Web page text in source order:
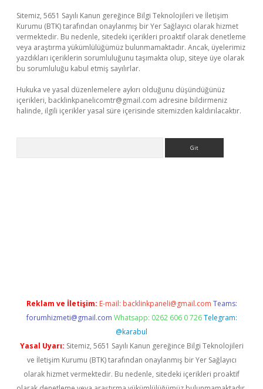
Sitemiz, 5651 Sayılı Kanun gereğince Bilgi Teknolojileri ve İletişim
Kurumu (BTK) tarafından onaylanmış bir Yer Sağlayıcı olarak hizmet
vermektedir. Bu nedenle, sitedeki içerikleri proaktif olarak denetleme
veya araştırma yükümlülüğümüz bulunmamaktadır. Ancak, üyelerimiz
yazdıkları içeriklerin sorumluluğunu taşımakta olup, siteye üye olarak
bu sorumluluğu kabul etmiş sayılırlar.
Hukuka ve yasal düzenlemelere aykırı olduğunu düşündüğünüz
içerikleri, backlinkpanelicomtr@gmail.com adresine bildirmeniz
halinde, ilgili içerikler yasal süre içerisinde sitemizden kaldırılacaktır.
Reklam ve İletişim: E-mail: backlinkpaneli@gmail.com Teams:
forumhizmeti@gmail.com Whatsapp: 0262 606 0 726 Telegram:
@karabul
Yasal Uyarı: Sitemiz, 5651 Sayılı Kanun gereğince Bilgi Teknolojileri
ve İletişim Kurumu (BTK) tarafından onaylanmış bir Yer Sağlayıcı
olarak hizmet vermektedir. Bu nedenle, sitedeki içerikleri proaktif